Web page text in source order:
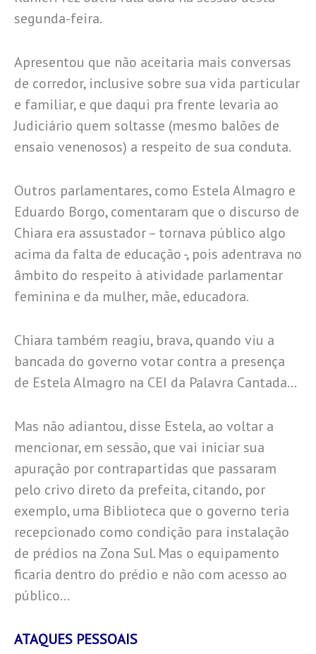
segunda-feira.
Apresentou que não aceitaria mais conversas
de corredor, inclusive sobre sua vida particular
e familiar, e que daqui pra frente levaria ao
Judiciário quem soltasse (mesmo balões de
ensaio venenosos) a respeito de sua conduta.
Outros parlamentares, como Estela Almagro e
Eduardo Borgo, comentaram que o discurso de
Chiara era assustador – tornava público algo
acima da falta de educação -, pois adentrava no
âmbito do respeito à atividade parlamentar
feminina e da mulher, mãe, educadora.
Chiara também reagiu, brava, quando viu a
bancada do governo votar contra a presença
de Estela Almagro na CEI da Palavra Cantada…
Mas não adiantou, disse Estela, ao voltar a
mencionar, em sessão, que vai iniciar sua
apuração por contrapartidas que passaram
pelo crivo direto da prefeita, citando, por
exemplo, uma Biblioteca que o governo teria
recepcionado como condição para instalação
de prédios na Zona Sul. Mas o equipamento
ficaria dentro do prédio e não com acesso ao
público…
ATAQUES PESSOAIS